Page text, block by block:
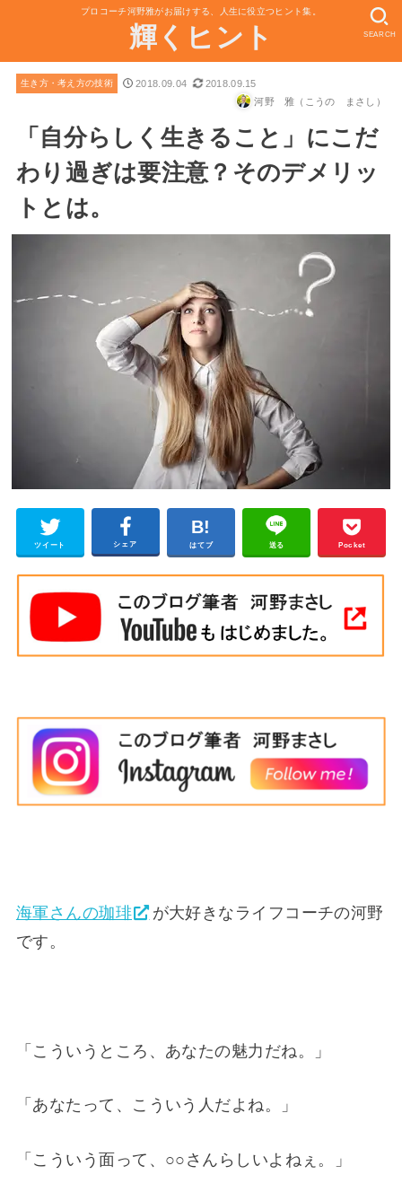
プロコーチ河野雅がお届けする、人生に役立つヒント集。
輝くヒント SEARCH
生き方・考え方の技術 2018.09.04
2018.09.15
河野 雅（こうの まさし）
「自分らしく生きること」にこだ
わり過ぎは要注意？そのデメリッ
トとは。
ツイート シェア はてブ 送る Pocket
海軍さんの珈琲
が大好きなライフコーチの河野
です。
「こういうところ、あなたの魅力だね。」
「あなたって、こういう人だよね。」
「こういう面って、○○さんらしいよねぇ。」